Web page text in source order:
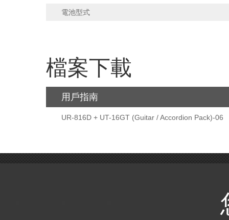
電池型式
檔案下載
用戶指南
UR-816D + UT-16GT (Guitar / Accordion Pack)-06